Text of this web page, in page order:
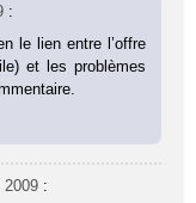
:
le lien entre l’offre
et les problèmes
2009 :